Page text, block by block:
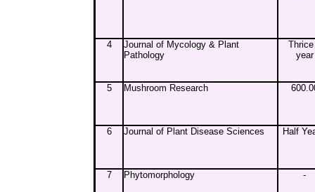
4
Journal of Mycology & Plant
Pathology
year
5 Mushroom Research
6 Journal of Plant Disease Sciences Half
7 Phytomorphology -